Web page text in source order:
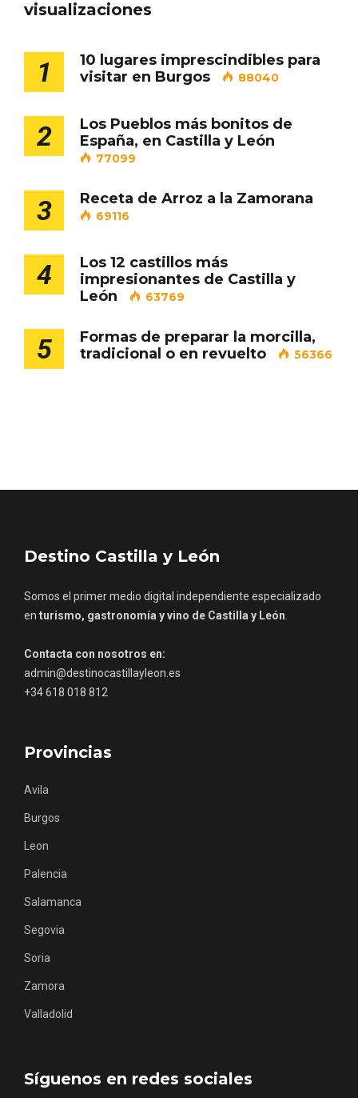
visualizaciones
1
10 lugares imprescindibles para
visitar en Burgos
88040
2
Los Pueblos más bonitos de
España, en Castilla y León
77099
3 Receta de Arroz a la Zamorana
69116
4
Los 12 castillos más
impresionantes de Castilla y
León
63769
5
Formas de preparar la morcilla,
tradicional o en revuelto
56366
Destino Castilla y León
Somos el primer medio digital independiente especializado
en turismo, gastronomía y vino de Castilla y León
Contacta con nosotros en:
admin@destinocastillayleon.es
+34 618 018 812
Provincias
Avila
Burgos
Leon
Palencia
Salamanca
Segovia
Soria
Zamora
Valladolid
Síguenos en redes sociales
Cigales inaugura la musealización de los
arcos de la Iglesia de Santiago Apóstol
Los Pueblos más bonitos de España, en